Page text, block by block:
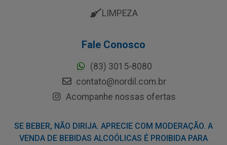
LIMPEZA
Fale Conosco
(83) 3015-8080
contato@nordil.com.br
Acompanhe nossas ofertas
SE BEBER, NÃO DIRIJA. APRECIE COM MODERAÇÃO. A
VENDA DE BEBIDAS ALCOÓLICAS É PROIBIDA PARA